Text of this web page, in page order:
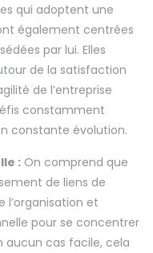
qui adoptent une
également centrées
par lui. Elles
de la satisfaction
de l’entreprise
constamment
constante évolution.
: On comprend que
de liens de
l’organisation et
pour se concentrer
aucun cas facile, cela